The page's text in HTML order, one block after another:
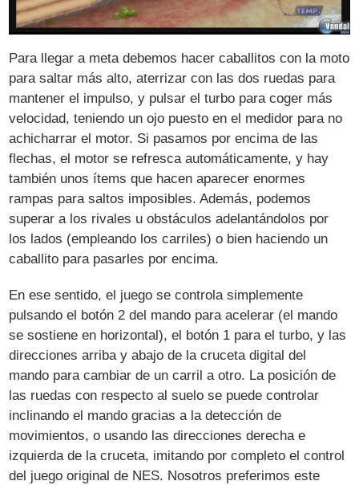
Para llegar a meta debemos hacer caballitos con la moto
para saltar más alto, aterrizar con las dos ruedas para
mantener el impulso, y pulsar el turbo para coger más
velocidad, teniendo un ojo puesto en el medidor para no
achicharrar el motor. Si pasamos por encima de las
flechas, el motor se refresca automáticamente, y hay
también unos ítems que hacen aparecer enormes
rampas para saltos imposibles. Además, podemos
superar a los rivales u obstáculos adelantándolos por
los lados (empleando los carriles) o bien haciendo un
caballito para pasarles por encima.
En ese sentido, el juego se controla simplemente
pulsando el botón 2 del mando para acelerar (el mando
se sostiene en horizontal), el botón 1 para el turbo, y las
direcciones arriba y abajo de la cruceta digital del
mando para cambiar de un carril a otro. La posición de
las ruedas con respecto al suelo se puede controlar
inclinando el mando gracias a la detección de
movimientos, o usando las direcciones derecha e
izquierda de la cruceta, imitando por completo el control
del juego original de NES. Nosotros preferimos este